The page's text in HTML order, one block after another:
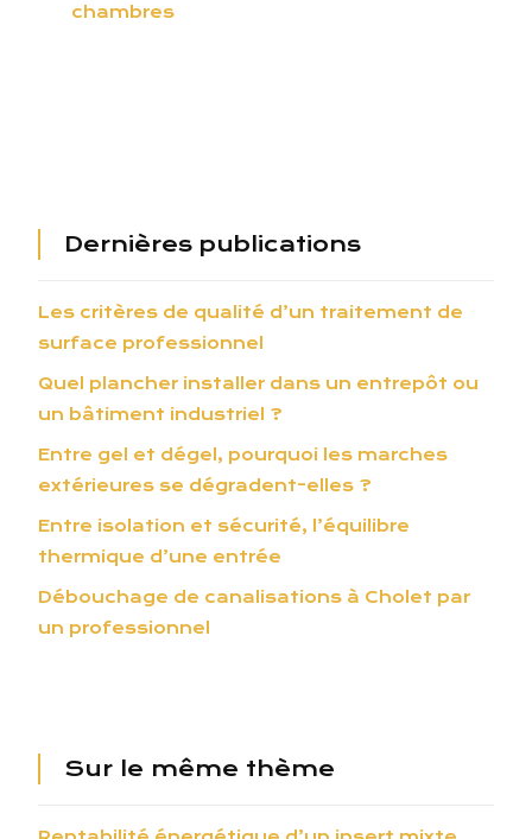
chambres
Dernières publications
Les critères de qualité d’un traitement de
surface professionnel
Quel plancher installer dans un entrepôt ou
un bâtiment industriel ?
Entre gel et dégel, pourquoi les marches
extérieures se dégradent-elles ?
Entre isolation et sécurité, l’équilibre
thermique d’une entrée
Débouchage de canalisations à Cholet par
un professionnel
Sur le même thème